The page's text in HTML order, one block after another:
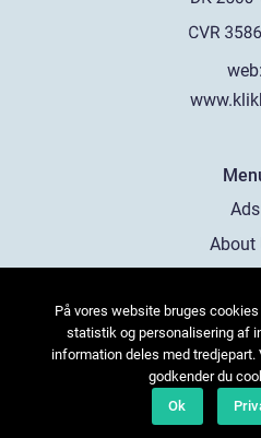
web:
Ads
About
På vores website bruges
statistik og personalisering af
information deles med
godkender du
Ok